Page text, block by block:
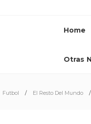
Home
Otras
Futbol El Resto Del Mundo